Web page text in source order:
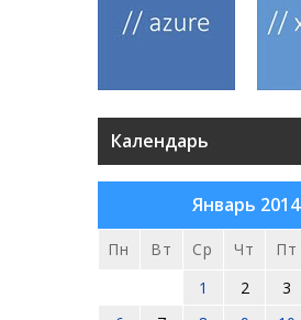
Календарь
Январь 2014
Пн Вт Ср Чт Пт
1
2 3